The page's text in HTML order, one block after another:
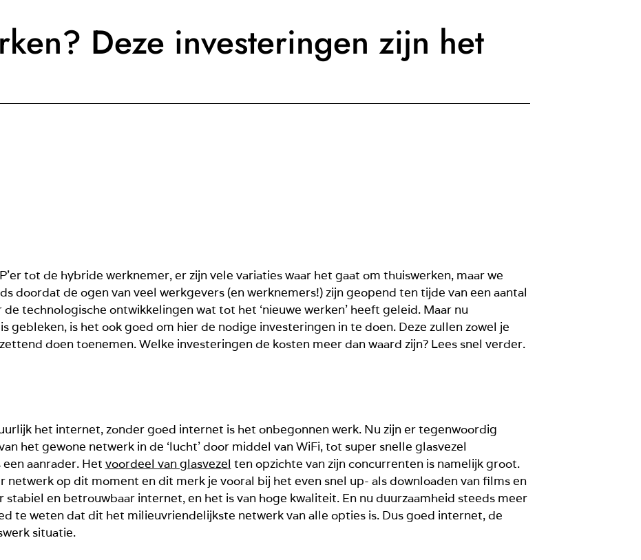
Deze investeringen zijn het
tot de hybride werknemer, er zijn vele variaties waar het gaat om thuiswerken, maar we
doordat de ogen van veel werkgevers (en werknemers!) zijn geopend ten tijde van een aantal
technologische ontwikkelingen wat tot het ‘nieuwe werken’ heeft geleid. Maar nu
gebleken, is het ook goed om hier de nodige investeringen in te doen. Deze zullen zowel je
doen toenemen. Welke investeringen de kosten meer dan waard zijn? Lees snel verder.
het internet, zonder goed internet is het onbegonnen werk. Nu zijn er tegenwoordig
het gewone netwerk in de ‘lucht’ door middel van WiFi, tot super snelle glasvezel
aanrader. Het voordeel van glasvezel ten opzichte van zijn concurrenten is namelijk groot.
netwerk op dit moment en dit merk je vooral bij het even snel up- als downloaden van films en
stabiel en betrouwbaar internet, en het is van hoge kwaliteit. En nu duurzaamheid steeds meer
te weten dat dit het milieuvriendelijkste netwerk van alle opties is. Dus goed internet, de
situatie.